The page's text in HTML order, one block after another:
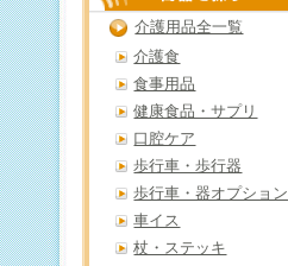
介護用品全一覧
介護食
食事用品
健康食品・サプリ
口腔ケア
歩行車・歩行器
歩行車・器オプション
車イス
杖・ステッキ